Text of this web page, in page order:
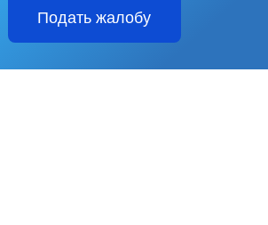
Подать жалобу